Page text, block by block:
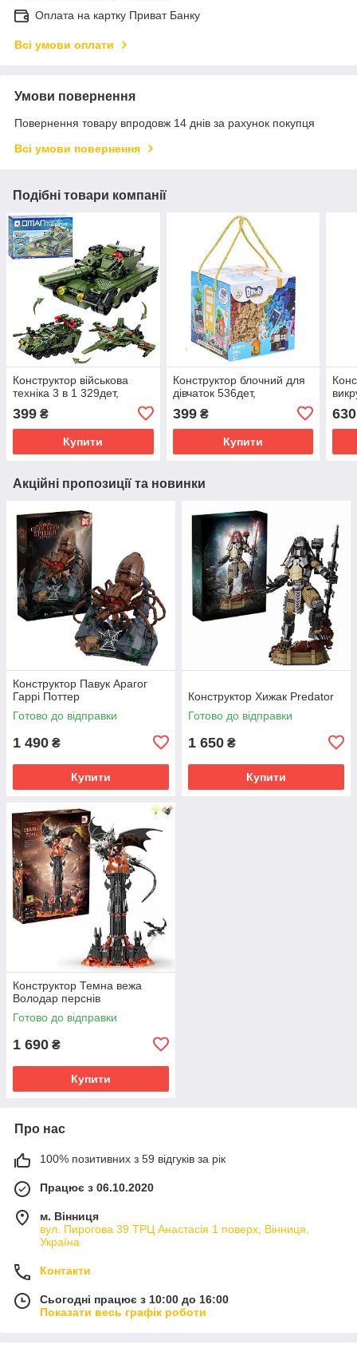
Оплата на картку Приват Банку
Всі умови оплати
Умови повернення
Повернення товару впродовж 14 днів за рахунок покупця
Всі умови повернення
Подібні товари компанії
Конструктор військова
техніка 3 в 1 329дет,
399 ₴
Купити
Конструктор блочний для
дівчаток 536дет,
399₴
Купити
630
Акційні пропозиції та новинки
Конструктор Павук Арагог
Гаррі Поттер
Готово до відправки
1 490 ₴
Купити
Конструктор Хижак Predator
Готово до відправки
1 650 ₴
Купити
Конструктор Темна вежа
Володар перснів
Готово до відправки
1 690 ₴
Купити
Про нас
100% позитивних з 59 відгуків за рік
Працює з 06.10.2020
м. Вінниця
вул. Пирогова 39 ТРЦ Анастасія 1 поверх, Вінниця,
Україна
Контакти
Сьогодні працює з 10:00 до 16:00
Показати весь графік роботи